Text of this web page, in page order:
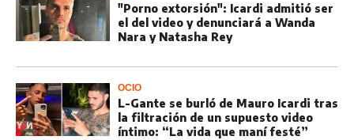
"Porno extorsión": Icardi admitió ser
el del video y denunciará a Wanda
Nara y Natasha Rey
OCIO
L-Gante se burló de Mauro Icardi tras
la filtración de un supuesto video
íntimo: “La vida que maní festé”